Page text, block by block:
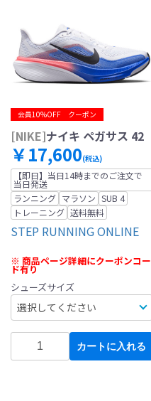
会員10%OFF クーポン
[NIKE]ナイキ ペガサス 42
￥17,600(税込)
【即日】当日14時までのご注文で
当日発送
ランニング マラソン SUB 4
トレーニング 送料無料
STEP RUNNING ONLINE
※ 商品ページ詳細にクーポンコー
ド有り
シューズサイズ
カートに入れる